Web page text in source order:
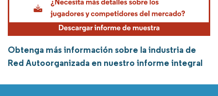
Obtenga más información sobre la industria de
Red Autoorganizada en nuestro informe integral